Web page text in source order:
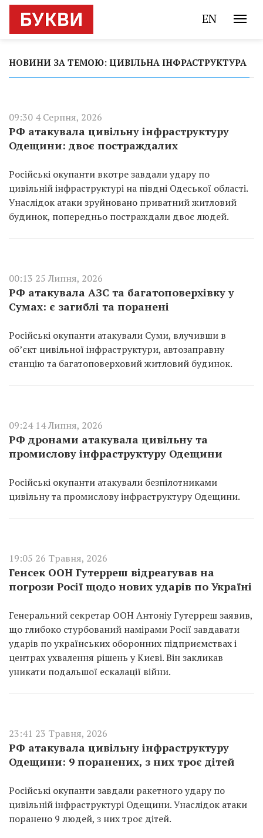
EN
НОВИНИ ЗА ТЕМОЮ: ЦИВІЛЬНА ІНФРАСТРУКТУРА
09:30 4 Серпня, 2026
РФ атакувала цивільну інфраструктуру
Одещини: двоє постраждалих
Російські окупанти вкотре завдали удару по
цивільній інфраструктурі на півдні Одеської області.
Унаслідок атаки зруйновано приватний житловий
будинок, попередньо постраждали двоє людей.
00:13 25 Липня, 2026
РФ атакувала АЗС та багатоповерхівку у
Сумах: є загиблі та поранені
Російські окупанти атакували Суми, влучивши в
об’єкт цивільної інфраструктури, автозаправну
станцію та багатоповерховий житловий будинок.
09:24 14 Липня, 2026
РФ дронами атакувала цивільну та
промислову інфраструктуру Одещини
Російські окупанти атакували безпілотниками
цивільну та промислову інфраструктуру Одещини.
19:05 26 Травня, 2026
Генсек ООН Гутерреш відреагував на
погрози Росії щодо нових ударів по Україні
Генеральний секретар ООН Антоніу Гутерреш заявив,
що глибоко стурбований намірами Росії завдавати
ударів по українських оборонних підприємствах і
центрах ухвалення рішень у Києві. Він закликав
уникати подальшої ескалації війни.
23:41 23 Травня, 2026
РФ атакувала цивільну інфраструктуру
Одещини: 9 поранених, з них троє дітей
Російські окупанти завдали ракетного удару по
цивільній інфраструктурі Одещини. Унаслідок атаки
поранено 9 людей, з них троє дітей.